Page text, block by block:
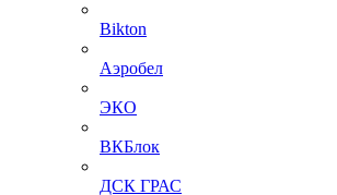
Bikton
Аэробел
ЭКО
ВКБлок
ДСК ГРАС